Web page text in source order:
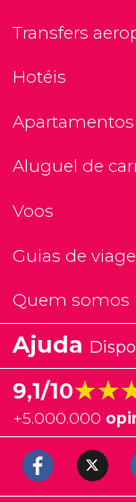
Transfers
Hotéis
Apartamentos
Aluguel de
Voos
Guias de
Quem somos
Ajuda
9,1/10
+5.000.000